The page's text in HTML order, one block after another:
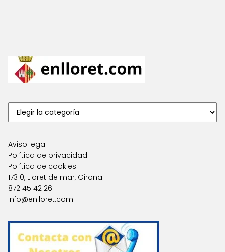
Aviso legal
Política de privacidad
Política de cookies
17310, Lloret de mar, Girona
872 45 42 26
info@enlloret.com